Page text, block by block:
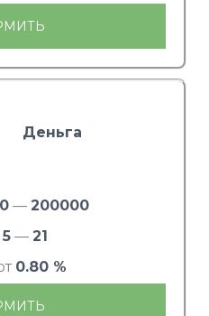
Деньга
— 200000
5— 21
0.80 %